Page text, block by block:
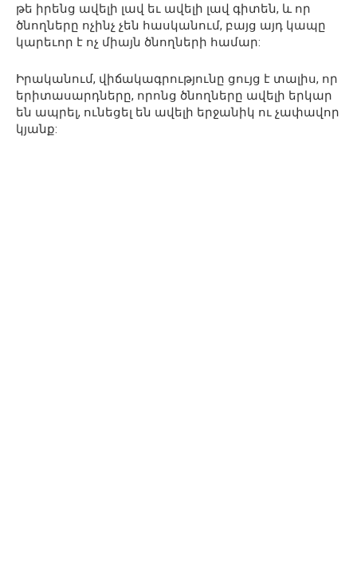
թե իրենց ավելի լավ եւ ավելի լավ գիտեն, և որ
ծնողները ոչինչ չեն հասկանում, բայց այդ կապը
կարեւոր է ոչ միայն ծնողների համար:
Իրականում, վիճակագրությունը ցույց է տալիս, որ
երիտասարդները, որոնց ծնողները ավելի երկար
են ապրել, ունեցել են ավելի երջանիկ ու չափավոր
կյանք: